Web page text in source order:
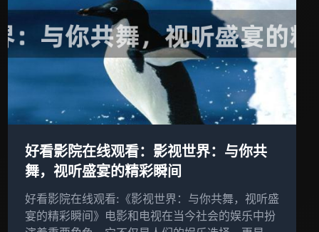
好看影院在线观看：影视世界：与你共
舞，视听盛宴的精彩瞬间
好看影院在线观看:《影视世界：与你共舞，视听盛
宴的精彩瞬间》电影和电视在当今社会的娱乐中扮